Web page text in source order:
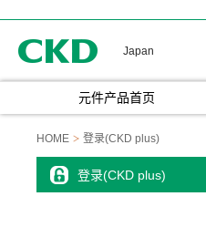
Japan
元件产品首页
HOME 登录(CKD plus)
登录(CKD plus)